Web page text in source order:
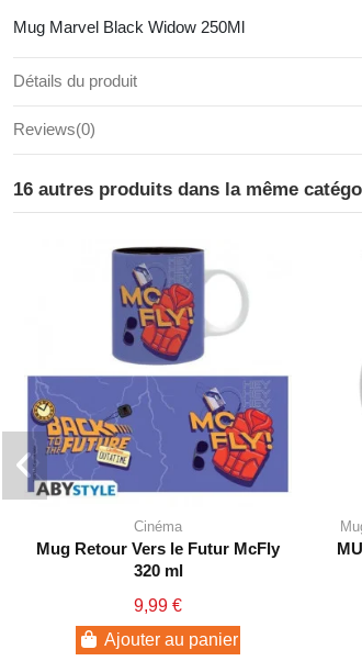
Mug Marvel Black Widow 250Ml
Détails du produit
Reviews(0)
16 autres produits dans la même
Cinéma
Mug Retour Vers le Futur McFly
320 ml
9,99 €
Ajouter au panier